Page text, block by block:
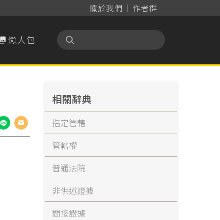
關於我們 作者群
懶人包
相關辭典
指定管轄
管轄權
普通法院
非供述證據
間接證據